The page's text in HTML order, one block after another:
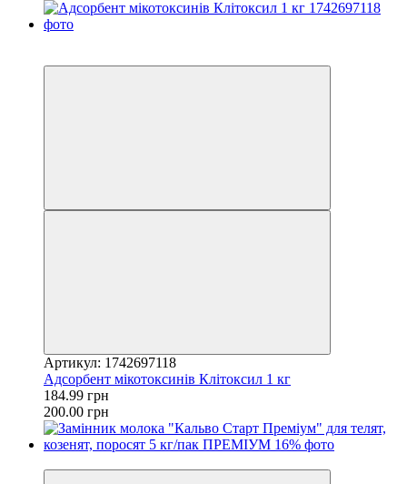
Артикул: 1742697118
Адсорбент мікотоксинів Клітоксил 1 кг
184.99 грн
200.00 грн